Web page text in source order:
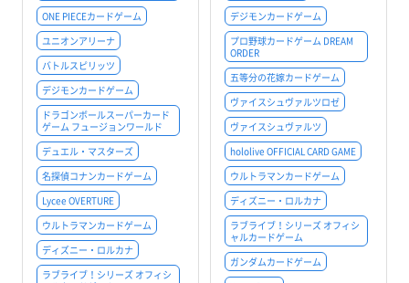
ONE PIECEカードゲーム
ユニオンアリーナ
バトルスピリッツ
デジモンカードゲーム
ドラゴンボールスーパーカード
ゲーム フュージョンワールド
デュエル・マスターズ
名探偵コナンカードゲーム
Lycee OVERTURE
ウルトラマンカードゲーム
ディズニー・ロルカナ
ラブライブ！シリーズ オフィシ
デジモンカードゲーム
プロ野球カードゲーム DREAM
ORDER
五等分の花嫁カードゲーム
ヴァイスシュヴァルツロゼ
ヴァイスシュヴァルツ
hololive OFFICIAL CARD GAME
ウルトラマンカードゲーム
ディズニー・ロルカナ
ラブライブ！シリーズ オフィシ
ャルカードゲーム
ガンダムカードゲーム